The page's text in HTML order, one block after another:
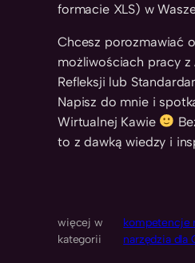
formacie XLS) w
Chcesz porozmawiać
możliwościach pracy z
Refleksji lub
Napisz do mnie i
Wirtualnej Kawie
to z dawką wiedzy i
więcej w
kategorii
kompetencje
narzędzia dla